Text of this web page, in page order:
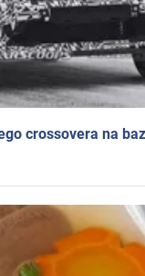
crossovera na